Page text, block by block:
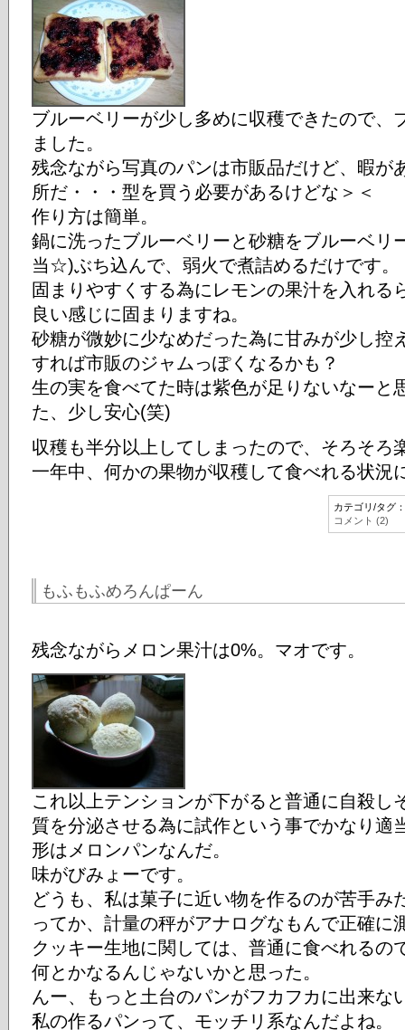
ブルーベリーが少し多めに収穫できたので、
ました。
残念ながら写真のパンは市販品だけど、暇が
所だ・・・型を買う必要があるけどな＞＜
作り方は簡単。
鍋に洗ったブルーベリーと砂糖をブルーベリ
当☆)ぶち込んで、弱火で煮詰めるだけです。
固まりやすくする為にレモンの果汁を入れる
良い感じに固まりますね。
砂糖が微妙に少なめだった為に甘みが少し控
すれば市販のジャムっぽくなるかも？
生の実を食べてた時は紫色が足りないなーと
た、少し安心(笑)
収穫も半分以上してしまったので、そろそろ
一年中、何かの果物が収穫して食べれる状況
カテゴリ/タグ：
コメント (2)
もふもふめろんぱーん
残念ながらメロン果汁は0%。マオです。
これ以上テンションが下がると普通に自殺し
質を分泌させる為に試作という事でかなり適
形はメロンパンなんだ。
味がびみょーです。
どうも、私は菓子に近い物を作るのが苦手み
ってか、計量の秤がアナログなもんで正確に
クッキー生地に関しては、普通に食べれるの
何とかなるんじゃないかと思った。
んー、もっと土台のパンがフカフカに出来な
私の作るパンって、モッチリ系なんだよね。